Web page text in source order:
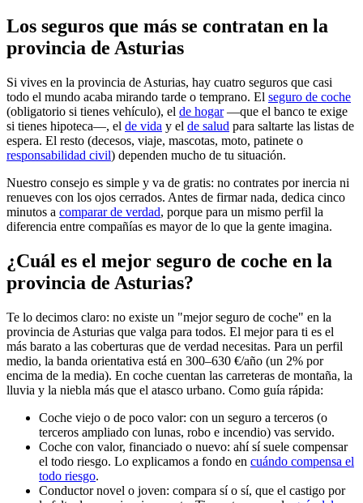
Los seguros que más se contratan en la
provincia de Asturias
Si vives en la provincia de Asturias, hay cuatro seguros que casi
todo el mundo acaba mirando tarde o temprano. El seguro de coche
(obligatorio si tienes vehículo), el de hogar—que el banco te exige
si tienes hipoteca—, el de vida y el de salud para saltarte las listas de
espera. El resto (decesos, viaje, mascotas, moto, patinete o
responsabilidad civil) dependen mucho de tu situación.
Nuestro consejo es simple y va de gratis: no contrates por inercia ni
renueves con los ojos cerrados. Antes de firmar nada, dedica cinco
minutos a comparar de verdad, porque para un mismo perfil la
diferencia entre compañías es mayor de lo que la gente imagina.
¿Cuál es el mejor seguro de coche en la
provincia de Asturias?
Te lo decimos claro: no existe un "mejor seguro de coche" en la
provincia de Asturias que valga para todos. El mejor para ti es el
más barato a las coberturas que de verdad necesitas. Para un perfil
medio, la banda orientativa está en 300–630 €/año (un 2% por
encima de la media). En coche cuentan las carreteras de montaña, la
lluvia y la niebla más que el atasco urbano. Como guía rápida:
Coche viejo o de poco valor: con un seguro a terceros (o
terceros ampliado con lunas, robo e incendio) vas servido.
Coche con valor, financiado o nuevo: ahí sí suele compensar
el todo riesgo. Lo explicamos a fondo en cuándo compensa el
todo riesgo.
Conductor novel o joven: compara sí o sí, que el castigo por